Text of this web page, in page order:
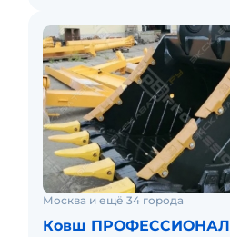
Москва и ещё 34 города
Ковш ПРОФЕССИОНАЛ